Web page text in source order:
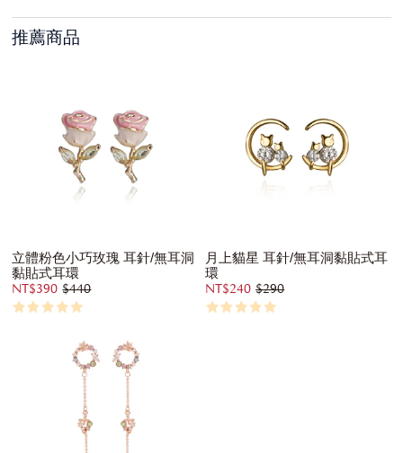
推薦商品
立體粉色小巧玫瑰 耳針/無耳洞
黏貼式耳環
NT$390 $440
月上貓星 耳針/無耳洞黏貼式耳
環
NT$240 $290